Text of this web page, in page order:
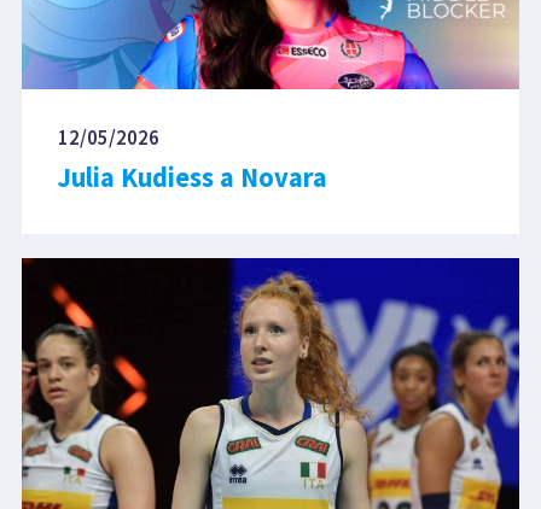
12/05/2026
Julia Kudiess a Novara